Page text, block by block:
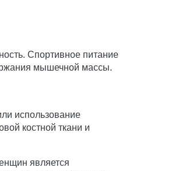
Спортивное питание
мышечной массы.
использование
костной ткани и
является